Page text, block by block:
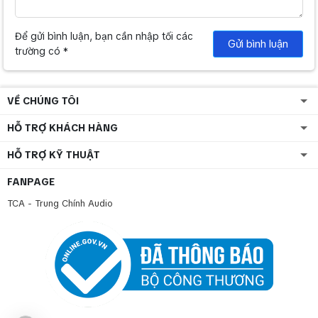
Để gửi bình luận, bạn cần nhập tối các
trường có *
Gửi bình luận
VỀ CHÚNG TÔI
HỖ TRỢ KHÁCH HÀNG
HỖ TRỢ KỸ THUẬT
FANPAGE
TCA - Trung Chính Audio